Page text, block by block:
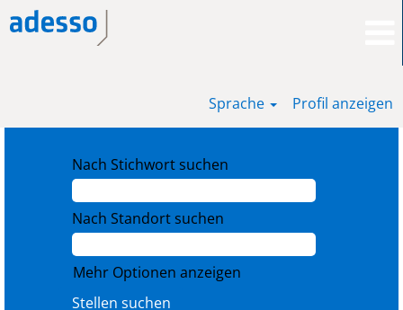
Sprache Profil anzeigen
Nach Stichwort suchen
Nach Standort suchen
Mehr Optionen anzeigen